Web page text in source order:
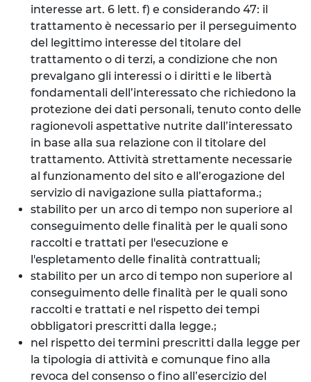
interesse art. 6 lett. f) e considerando 47: il
trattamento è necessario per il perseguimento
del legittimo interesse del titolare del
trattamento o di terzi, a condizione che non
prevalgano gli interessi o i diritti e le libertà
fondamentali dell’interessato che richiedono la
protezione dei dati personali, tenuto conto delle
ragionevoli aspettative nutrite dall’interessato
in base alla sua relazione con il titolare del
trattamento. Attività strettamente necessarie
al funzionamento del sito e all’erogazione del
servizio di navigazione sulla piattaforma.;
stabilito per un arco di tempo non superiore al
conseguimento delle finalità per le quali sono
raccolti e trattati per l'esecuzione e
l'espletamento delle finalità contrattuali;
stabilito per un arco di tempo non superiore al
conseguimento delle finalità per le quali sono
raccolti e trattati e nel rispetto dei tempi
obbligatori prescritti dalla legge.;
nel rispetto dei termini prescritti dalla legge per
la tipologia di attività e comunque fino alla
revoca del consenso o fino all’esercizio del